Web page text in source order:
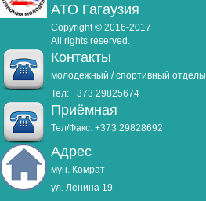
АТО Гагаузия
Copyright © 2016-2017
All rights reserved.
Контакты
молодежный / спортивный отделы
Тел: +373 29825674
Приёмная
Тел/Факс: +373 29828692
Адрес
мун. Комрат
ул. Ленина 19